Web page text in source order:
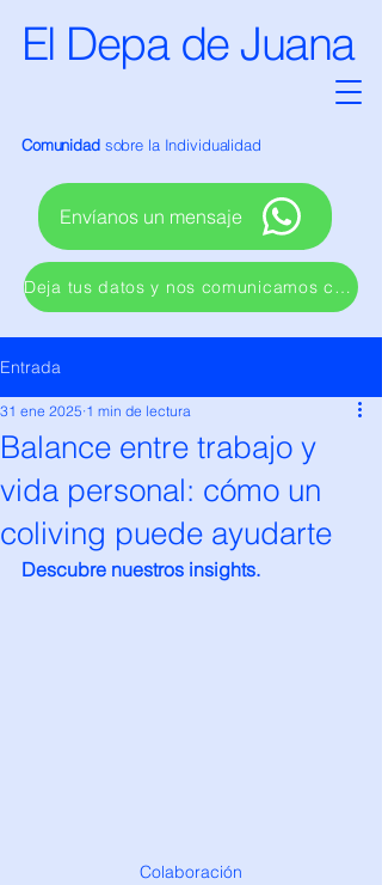
El Depa de Juana
Comunidadsobre la Individualidad
Envíanos un mensaje
Deja tus datos y nos comunicamos contigo
Entrada
Balance entre trabajo y
vida personal: cómo un
coliving puede ayudarte
31 ene 2025 1 min de lectura
Descubre nuestros insights.
Colaboración